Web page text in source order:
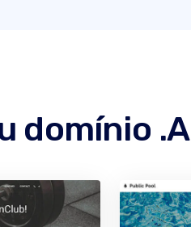
domínio